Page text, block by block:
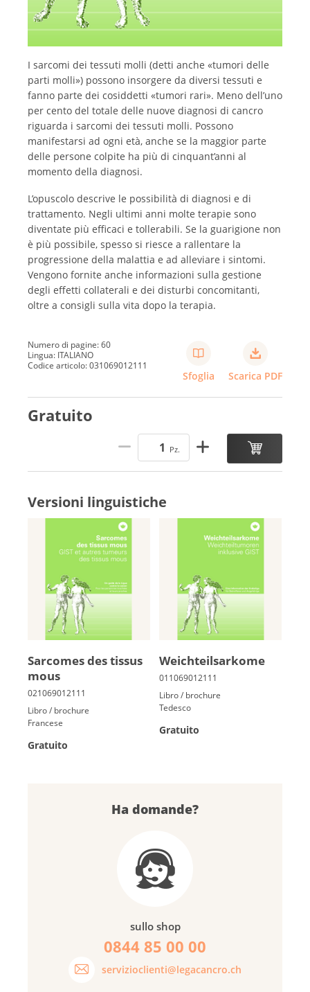
I sarcomi dei tessuti molli (detti anche «tumori delle
parti molli») possono insorgere da diversi tessuti e
fanno parte dei cosiddetti «tumori rari». Meno dell’uno
per cento del totale delle nuove diagnosi di cancro
riguarda i sarcomi dei tessuti molli. Possono
manifestarsi ad ogni età, anche se la maggior parte
delle persone colpite ha più di cinquant’anni al
momento della diagnosi.
L’opuscolo descrive le possibilità di diagnosi e di
trattamento. Negli ultimi anni molte terapie sono
diventate più efficaci e tollerabili. Se la guarigione non
è più possibile, spesso si riesce a rallentare la
progressione della malattia e ad alleviare i sintomi.
Vengono fornite anche informazioni sulla gestione
degli effetti collaterali e dei disturbi concomitanti,
oltre a consigli sulla vita dopo la terapia.
Numero di pagine: 60
Lingua: ITALIANO
Codice articolo: 031069012111
Sfoglia Scarica PDF
Gratuito
Pz.
Versioni linguistiche
Sar­comes des tis­sus
mous
Libro / brochure
Francese
Gratuito
Weich­teils­ar­ko­me
Libro / brochure
Tedesco
Gratuito
Ha domande?
sullo shop
0844 85 00 00
servizioclienti@legacancro.ch